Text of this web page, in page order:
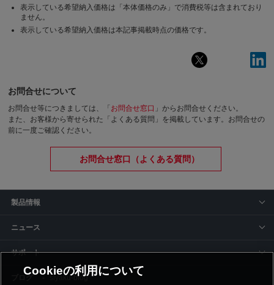
表示している希望納入価格は「本体価格のみ」で消費税等は含まれており
ません。
表示している希望納入価格は本記事掲載時点の価格です。
お問合せについて
お問合せ等につきましては、「 お問合せ窓口 」からお問合せください。
また、お客様から寄せられた「よくある質問」を掲載しています。お問合せの
前に一度ご確認ください。
お問合せ窓口（よくある質問）
製品情報
ニュース
サポート
siyaku-blog
Cookieの利用について